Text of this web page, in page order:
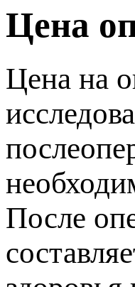
Цена
Цена на
После